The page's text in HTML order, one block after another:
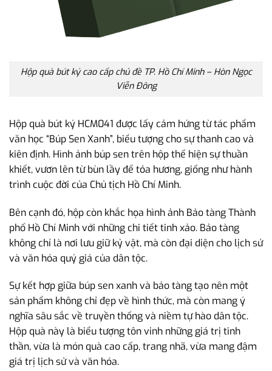
Hộp quà bút ký cao cấp chủ đề TP. Hồ Chí Minh – Hòn Ngọc
Viễn Đông
Hộp quà bút ký HCM041 được lấy cảm hứng từ tác phẩm
văn học “Búp Sen Xanh”, biểu tượng cho sự thanh cao và
kiên định. Hình ảnh búp sen trên hộp thể hiện sự thuần
khiết, vươn lên từ bùn lầy để tỏa hương, giống như hành
trình cuộc đời của Chủ tịch Hồ Chí Minh.
Bên cạnh đó, hộp còn khắc họa hình ảnh Bảo tàng Thành
phố Hồ Chí Minh với những chi tiết tinh xảo. Bảo tàng
không chỉ là nơi lưu giữ kỷ vật, mà còn đại diện cho lịch sử
và văn hóa quý giá của dân tộc.
Sự kết hợp giữa búp sen xanh và bảo tàng tạo nên một
sản phẩm không chỉ đẹp về hình thức, mà còn mang ý
nghĩa sâu sắc về truyền thống và niềm tự hào dân tộc.
Hộp quà này là biểu tượng tôn vinh những giá trị tinh
thần, vừa là món quà cao cấp, trang nhã, vừa mang đậm
giá trị lịch sử và văn hóa.